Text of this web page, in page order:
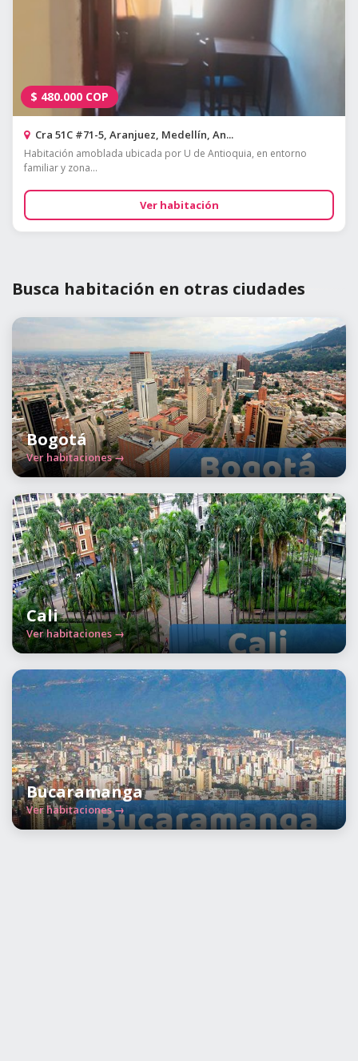
$ 480.000 COP
Cra 51C #71-5, Aranjuez, Medellín, An...
Habitación amoblada ubicada por U de Antioquia, en entorno
familiar y zona...
Ver habitación
Busca habitación en otras ciudades
Bogotá
Ver habitaciones →
Cali
Ver habitaciones →
Bucaramanga
Ver habitaciones →